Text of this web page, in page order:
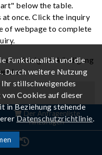
below the table.
at once. Click the inquiry
of webpage to complete
vorherige Ankündigung
Der Anfragenliste
hinzufügen
Funktionalität und die
Durch weitere Nutzung
stillschweigendes
Cookies auf dieser
in Beziehung stehende
Datenschutzrichtlinie.